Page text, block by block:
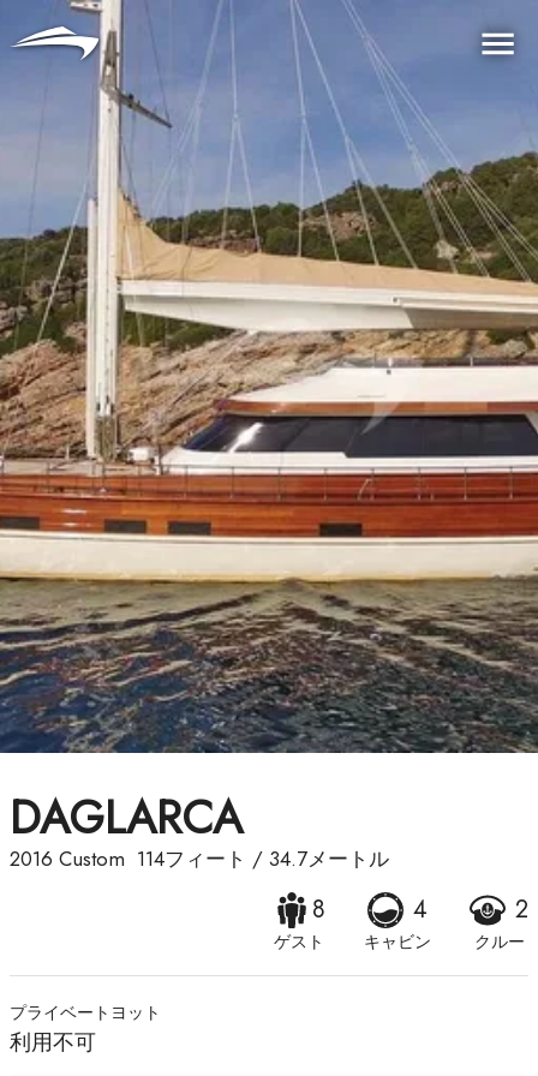
DAGLARCA
2016 Custom 114フィート / 34.7メートル
8
ゲスト
4
キャビン
2
クルー
プライベートヨット
利用不可